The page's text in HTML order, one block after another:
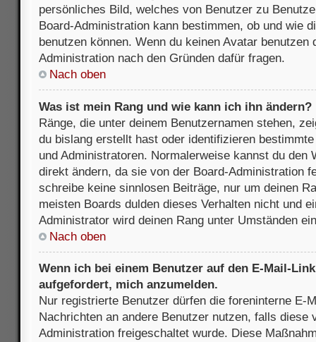
persönliches Bild, welches von Benutzer zu
Board-Administration kann bestimmen, ob und wie
benutzen können. Wenn du keinen Avatar
Administration nach den Gründen dafür fragen.
Nach oben
Was ist mein Rang und wie kann ich ihn ändern?
Ränge, die unter deinem Benutzernamen stehen,
du bislang erstellt hast oder identifizieren
und Administratoren. Normalerweise kannst du den
direkt ändern, da sie von der Board-Administration
schreibe keine sinnlosen Beiträge, nur um deinen
meisten Boards dulden dieses Verhalten nicht und
Administrator wird deinen Rang unter Umständen
Nach oben
Wenn ich bei einem Benutzer auf den E-Mail-
aufgefordert, mich anzumelden.
Nur registrierte Benutzer dürfen die foreninterne E-
Nachrichten an andere Benutzer nutzen, falls diese
Administration freigeschaltet wurde. Diese